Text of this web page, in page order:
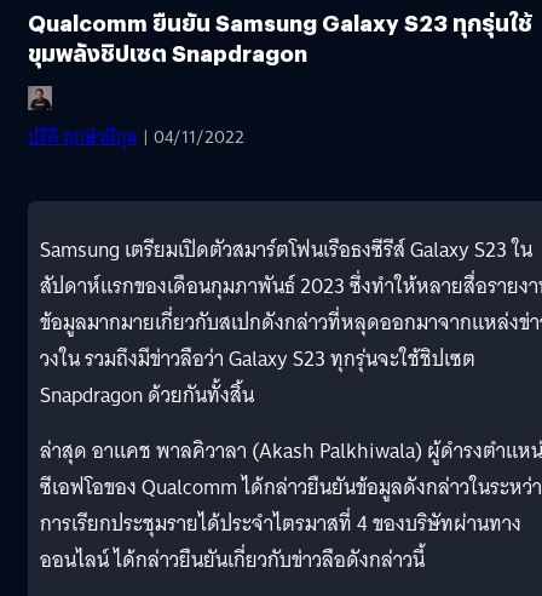
Qualcomm ยืนยัน Samsung Galaxy S23 ทุกรุ่นใช้
ขุมพลังชิปเซต Snapdragon
ปรีดี ฤกษ์วลีกุล | 04/11/2022
Samsung เตรียมเปิดตัวสมาร์ตโฟนเรือธงซีรีส์ Galaxy S23 ใน
สัปดาห์แรกของเดือนกุมภาพันธ์ 2023 ซึ่งทำให้หลายสื่อรายง
ข้อมูลมากมายเกี่ยวกับสเปกดังกล่าวที่หลุดออกมาจากแหล่งข่
วงใน รวมถึงมีข่าวลือว่า Galaxy S23 ทุกรุ่นจะใช้ชิปเซต
Snapdragon ด้วยกันทั้งสิ้น
ล่าสุด อาแคช พาลคิวาลา (Akash Palkhiwala) ผู้ดำรงตำแห
ซีเอฟโอของ Qualcomm ได้กล่าวยืนยันข้อมูลดังกล่าวในระหว่
การเรียกประชุมรายได้ประจำไตรมาสที่ 4 ของบริษัทผ่านทาง
ออนไลน์ ได้กล่าวยืนยันเกี่ยวกับข่าวลือดังกล่าวนี้